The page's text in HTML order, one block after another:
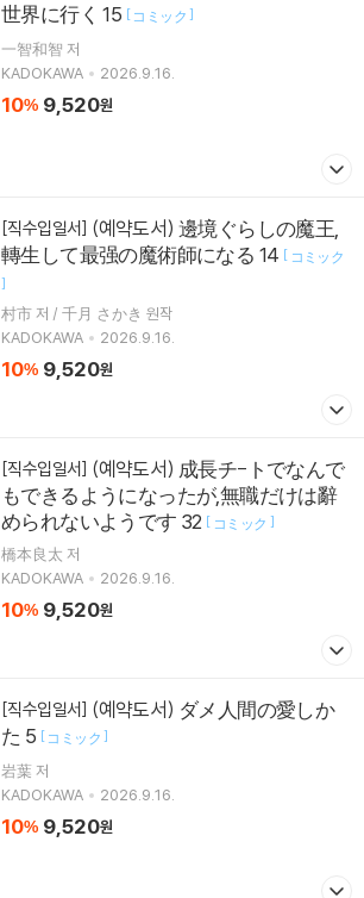
世界に行く 15 [ コミック ]
一智和智 저
KADOKAWA
2026.9.16.
10% 9,520원
[직수입일서]
轉生して最强の魔術師になる 14 [ コミック
]
村市 저 / 千月 さかき 원작
KADOKAWA
2026.9.16.
10% 9,520원
[직수입일서]
もできるようになったが,無職だけは辭
められないようです 32 [ コミック ]
橋本良太 저
KADOKAWA
2026.9.16.
10% 9,520원
[직수입일서]
た 5 [ コミック ]
岩葉 저
KADOKAWA
2026.9.16.
10% 9,520원